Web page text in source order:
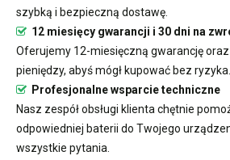
szybką i bezpieczną dostawę.
12 miesięcy gwarancji i 30 dni na
Oferujemy 12-miesięczną gwarancję
pieniędzy, abyś mógł kupować bez ryzyka.
Profesjonalne wsparcie techniczne
Nasz zespół obsługi klienta chętnie
odpowiedniej baterii do Twojego
wszystkie pytania.